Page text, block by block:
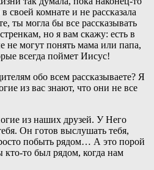
своей комнате и не рассказала
ты могла бы все рассказывать
но я вам скажу: есть в
могут понять мама или папа,
всегда поймет Иисус!
обо всем рассказываете? Я
из вас знают, что они не все
из наших друзей. У Него
Он готов выслушать тебя,
побыть рядом… А это порой
кто-то был рядом, когда нам